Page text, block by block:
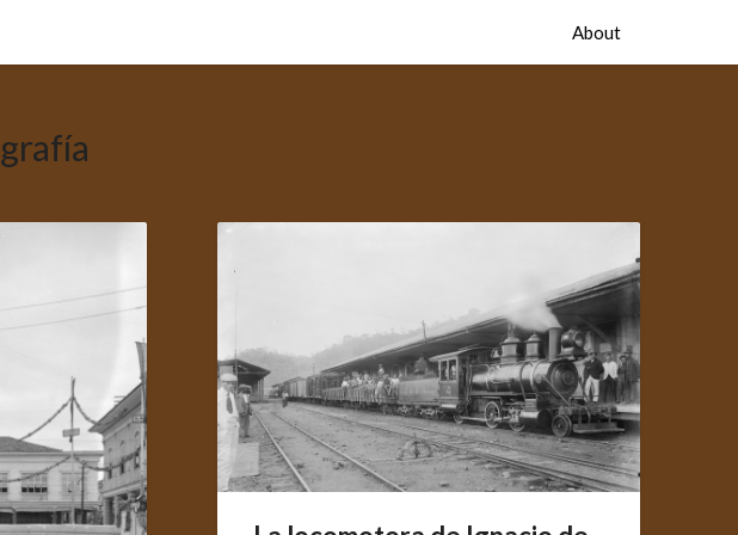
About